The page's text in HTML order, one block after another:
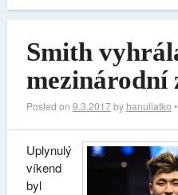
Smith
mezinárodní
Posted on 9.3.2017by hanuliatko •
Uplynulý
víkend
byl